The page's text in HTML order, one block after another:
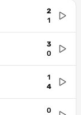
2
1
3
0
1
4
0